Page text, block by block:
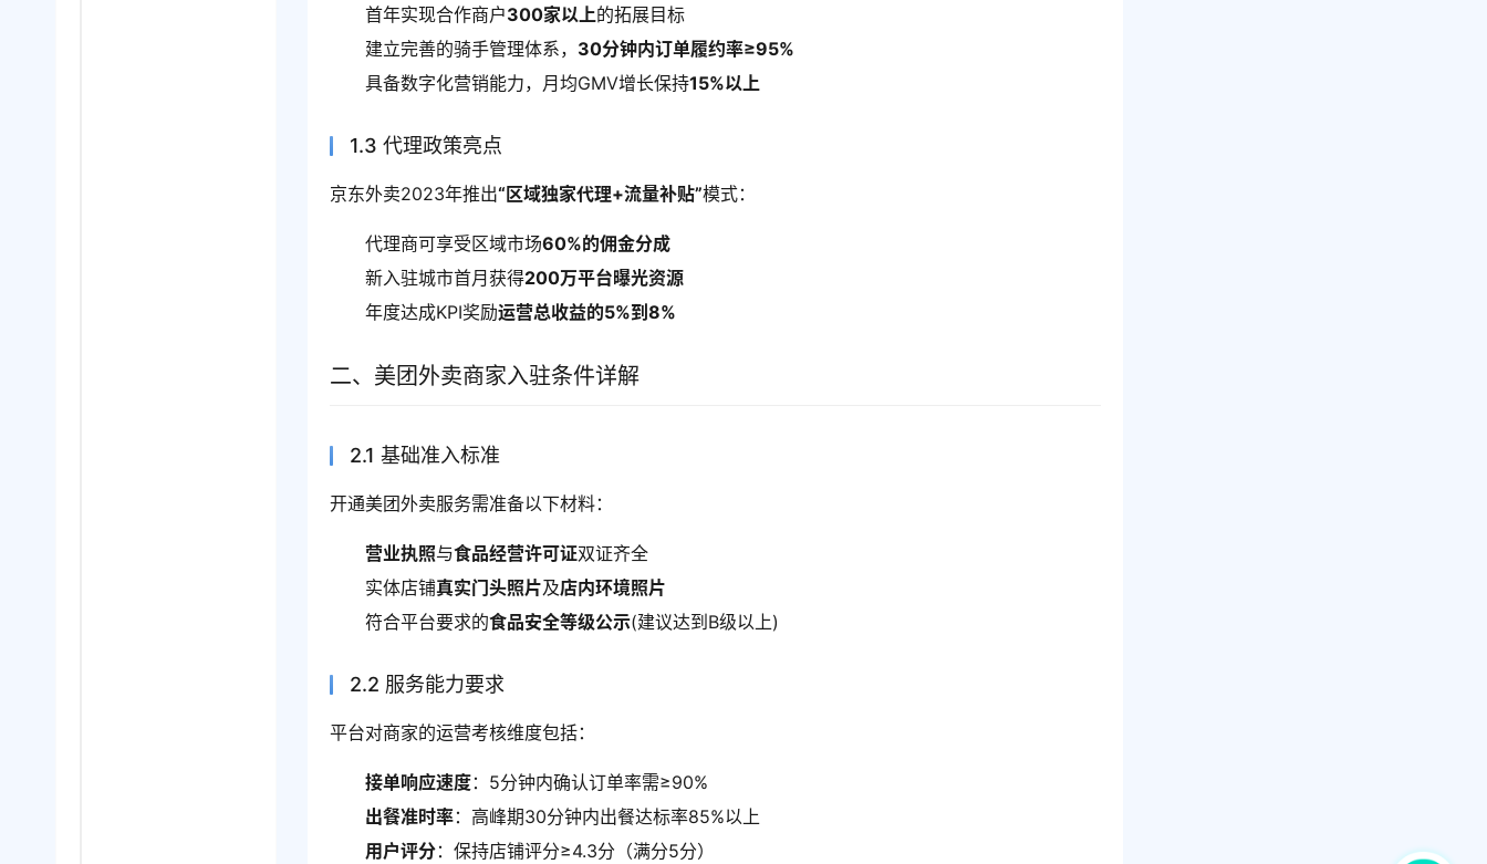
首年实现合作商户300家以上的拓展目标
建立完善的骑手管理体系， 30分钟内订单履约率≥95%
具备数字化营销能力，月均GMV增长保持15%以上
1.3 代理政策亮点
京东外卖2023年推出“区域独家代理+流量补贴”模式：
代理商可享受区域市场60%的佣金分成
新入驻城市首月获得200万平台曝光资源
年度达成KPI奖励运营总收益的5%到8%
二、美团外卖商家入驻条件详解
2.1 基础准入标准
开通美团外卖服务需准备以下材料：
营业执照与食品经营许可证双证齐全
实体店铺真实门头照片及店内环境照片
符合平台要求的食品安全等级公示(建议达到B级以上)
2.2 服务能力要求
平台对商家的运营考核维度包括：
接单响应速度：5分钟内确认订单率需≥90%
出餐准时率：高峰期30分钟内出餐达标率85%以上
用户评分：保持店铺评分≥4.3分（满分5分）